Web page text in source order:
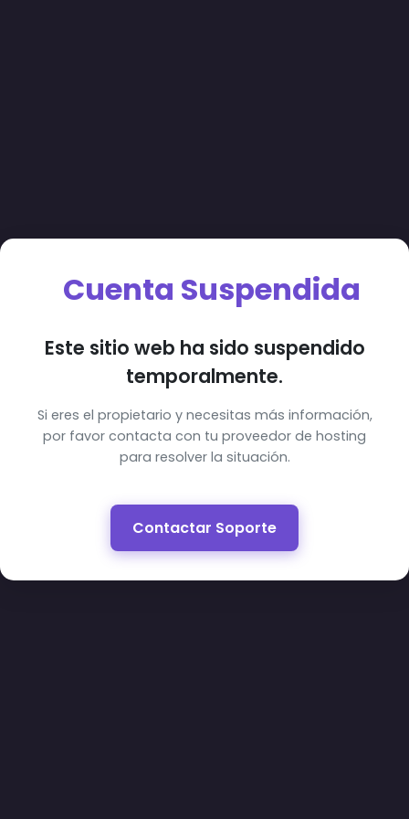
Cuenta Suspendida
Este sitio web ha sido suspendido
temporalmente.
Si eres el propietario y necesitas más información,
por favor contacta con tu proveedor de hosting
para resolver la situación.
Contactar Soporte